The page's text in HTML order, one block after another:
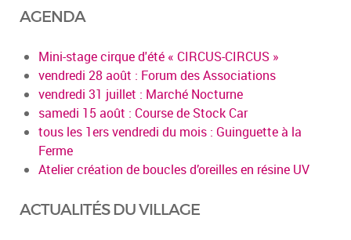
AGENDA
Mini-stage cirque d'été « CIRCUS-CIRCUS »
vendredi 28 août : Forum des Associations
vendredi 31 juillet : Marché Nocturne
samedi 15 août : Course de Stock Car
tous les 1ers vendredi du mois : Guinguette à la
Ferme
Atelier création de boucles d’oreilles en résine UV
ACTUALITÉS DU VILLAGE